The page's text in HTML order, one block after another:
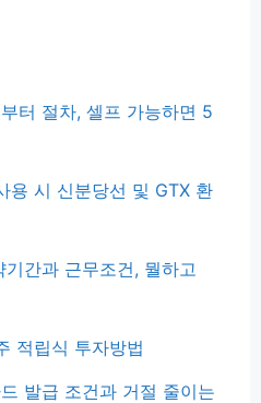
터 절차, 셀프 가능하면 5
용 시 신분당선 및 GTX 환
간과 근무조건, 뭘하고
적립식 투자방법
발급 조건과 거절 줄이는